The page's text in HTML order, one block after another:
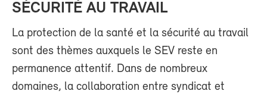
SÉCURITÉ AU TRAVAIL
La protection de la santé et la sécurité au travail
sont des thèmes auxquels le SEV reste en
permanence attentif. Dans de nombreux
domaines, la collaboration entre syndicat et